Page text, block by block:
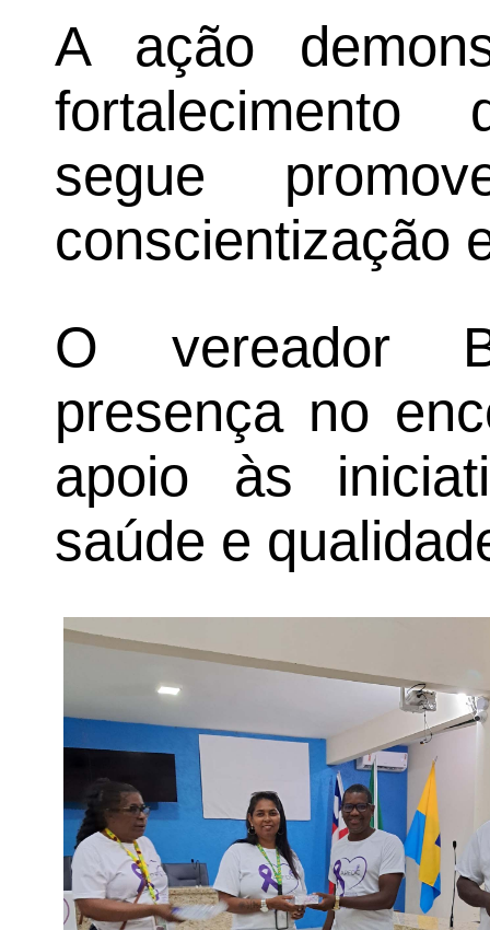
A ação
fortalecimento
segue
conscientização
O vereador
presença no
apoio às
saúde e